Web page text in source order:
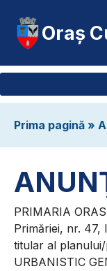
Oraș
Prima pagină »
PRIMARIA
Primăriei, nr. 47,
titular al
URBANISTIC